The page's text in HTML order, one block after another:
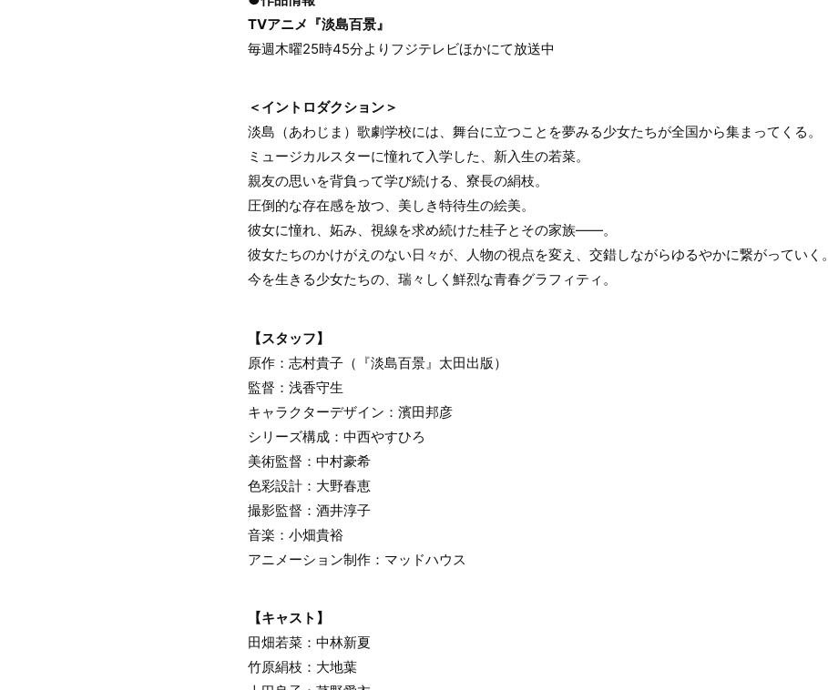
TVアニメ『淡島百景』
毎週木曜25時45分よりフジテレビほかにて放送中
＜イントロダクション＞
淡島（あわじま）歌劇学校には、舞台に立つことを夢みる少女たちが全国から集まってくる。
ミュージカルスターに憧れて入学した、新入生の若菜。
親友の思いを背負って学び続ける、寮長の絹枝。
圧倒的な存在感を放つ、美しき特待生の絵美。
彼女に憧れ、妬み、視線を求め続けた桂子とその家族――。
彼女たちのかけがえのない日々が、人物の視点を変え、交錯しながらゆるやかに繋がっていく。
今を生きる少女たちの、瑞々しく鮮烈な青春グラフィティ。
【スタッフ】
原作：志村貴子（『淡島百景』太田出版）
監督：浅香守生
キャラクターデザイン：濱田邦彦
シリーズ構成：中西やすひろ
美術監督：中村豪希
色彩設計：大野春恵
撮影監督：酒井淳子
音楽：小畑貴裕
アニメーション制作：マッドハウス
【キャスト】
田畑若菜：中林新夏
竹原絹枝：大地葉